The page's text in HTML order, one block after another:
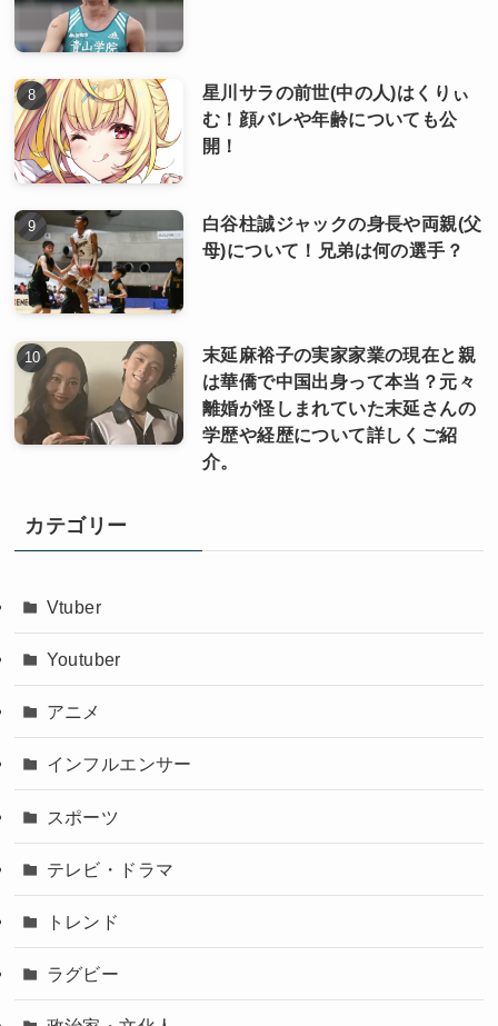
星川サラの前世(中の人)はくりぃ
む！顔バレや年齢についても公
開！
白谷柱誠ジャックの身長や両親(父
母)について！兄弟は何の選手？
末延麻裕子の実家家業の現在と親
は華僑で中国出身って本当？元々
離婚が怪しまれていた末延さんの
学歴や経歴について詳しくご紹
介。
カテゴリー
Vtuber
Youtuber
アニメ
インフルエンサー
スポーツ
テレビ・ドラマ
トレンド
ラグビー